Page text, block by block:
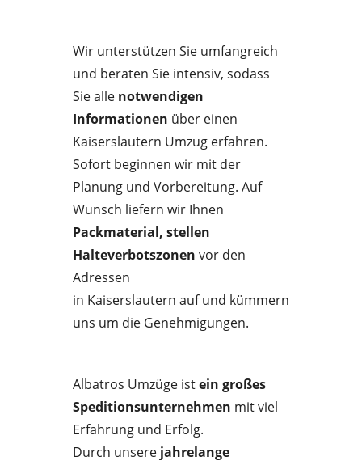
Wir unterstützen Sie umfangreich
und beraten Sie intensiv, sodass
Sie alle notwendigen
Informationen über einen
Kaiserslautern Umzug erfahren.
Sofort beginnen wir mit der
Planung und Vorbereitung. Auf
Wunsch liefern wir Ihnen
Packmaterial, stellen
Halteverbotszonen vor den
Adressen
in Kaiserslautern auf und kümmern
uns um die Genehmigungen.
Albatros Umzüge istein großes
Speditionsunternehmen mit viel
Erfahrung und Erfolg.
Durch unserejahrelange